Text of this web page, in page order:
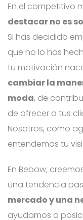
En el competitivo
destacar no es
Si has decidido
que no lo has
tu motivación
cambiar la
moda, de
de ofrecer a tus
Nosotros, como
entendemos tu
En Bebow,
una tendencia
mercado y una
ayudamos a